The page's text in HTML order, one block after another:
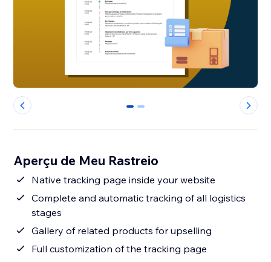
0 1
Aperçu de Meu Rastreio
Native tracking page inside your website
Complete and automatic tracking of all logistics
stages
Gallery of related products for upselling
Full customization of the tracking page